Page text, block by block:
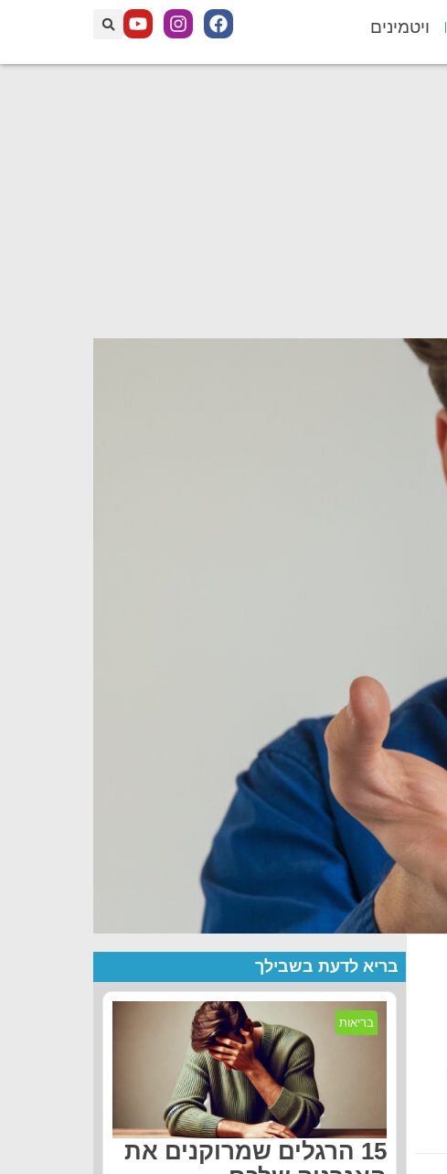
ויטמינים
בריא לדעת בשבילך
בריאות
15 הרגלים שמרוקנים את